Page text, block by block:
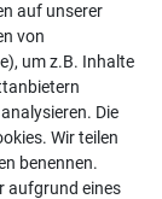
auf unserer
von
um z.B. Inhalte
Die
Wir teilen
benennen.
aufgrund eines